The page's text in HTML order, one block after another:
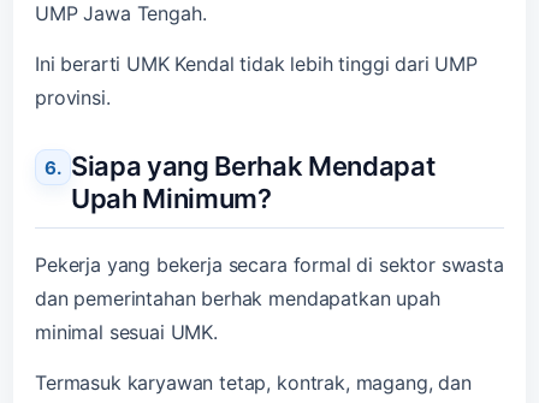
UMP Jawa Tengah.
Ini berarti UMK Kendal tidak lebih tinggi dari UMP
provinsi.
Siapa yang Berhak Mendapat
Upah Minimum?
Pekerja yang bekerja secara formal di sektor swasta
dan pemerintahan berhak mendapatkan upah
minimal sesuai UMK.
Termasuk karyawan tetap, kontrak, magang, dan